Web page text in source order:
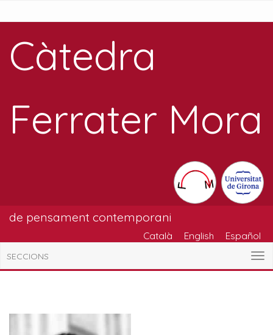
Càtedra
Ferrater Mora
de pensament contemporani
Català English Español
SECCIONS